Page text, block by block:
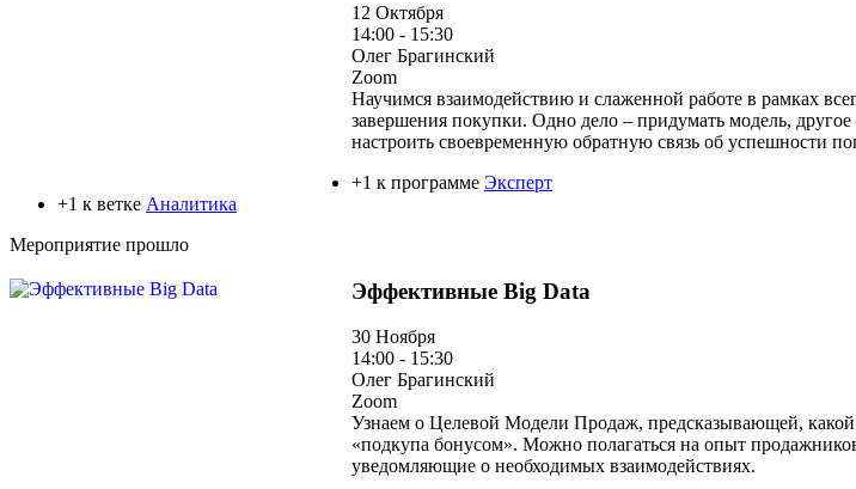
12 Октября
14:00 - 15:30
Олег Брагинский
Zoom
Научимся взаимодействию и слаженной работе в рамках
завершения покупки. Одно дело – придумать модель,
настроить своевременную обратную связь об успешности
+1 к программе Эксперт
+1 к ветке Аналитика
Мероприятие прошло
Эффективные Big Data
30 Ноября
14:00 - 15:30
Олег Брагинский
Zoom
Узнаем о Целевой Модели Продаж, предсказывающей,
«подкупа бонусом». Можно полагаться на опыт
уведомляющие о необходимых взаимодействиях.